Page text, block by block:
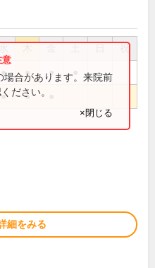
祝
● ● ●
● ●
場合があります。来院前
ださい。
×閉じる
細をみる